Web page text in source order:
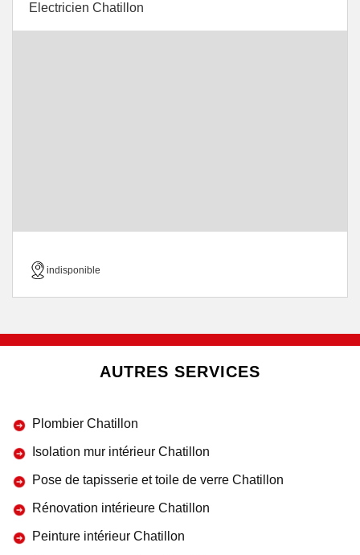
Electricien Chatillon
indisponible
AUTRES SERVICES
Plombier Chatillon
Isolation mur intérieur Chatillon
Pose de tapisserie et toile de verre Chatillon
Rénovation intérieure Chatillon
Peinture intérieur Chatillon